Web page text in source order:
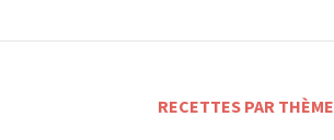
RECETTES PAR THÈME